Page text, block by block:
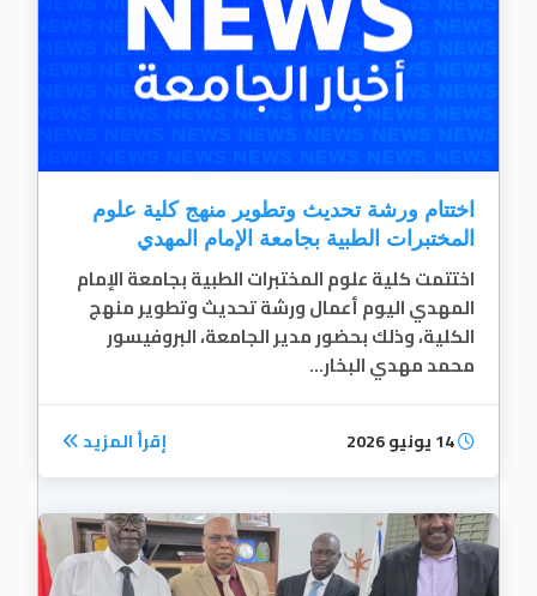
اختتام ورشة تحديث وتطوير منهج كلية علوم
المختبرات الطبية بجامعة الإمام المهدي
اختتمت كلية علوم المختبرات الطبية بجامعة الإمام
المهدي اليوم أعمال ورشة تحديث وتطوير منهج
الكلية، وذلك بحضور مدير الجامعة، البروفيسور
محمد مهدي البخار...
14 يونيو 2026 إقرأ المزيد